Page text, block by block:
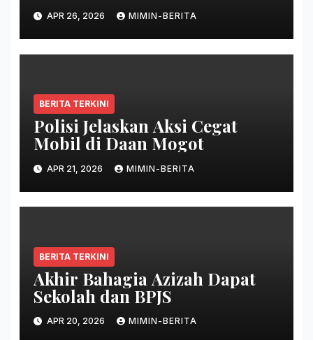
APR 26, 2026 MIMIN-BERITA
BERITA TERKINI
Polisi Jelaskan Aksi Cegat
Mobil di Daan Mogot
APR 21, 2026 MIMIN-BERITA
BERITA TERKINI
Akhir Bahagia Azizah Dapat
Sekolah dan BPJS
APR 20, 2026 MIMIN-BERITA